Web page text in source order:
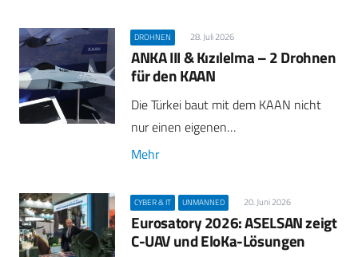
DROHNEN 28. Juli 2026
ANKA III & Kızılelma – 2 Drohnen
für den KAAN
Die Türkei baut mit dem KAAN nicht
nur einen eigenen…
Mehr
CYBER & IT UNMANNED 20. Juni 2026
Eurosatory 2026: ASELSAN zeigt
C-UAV und EloKa-Lösungen